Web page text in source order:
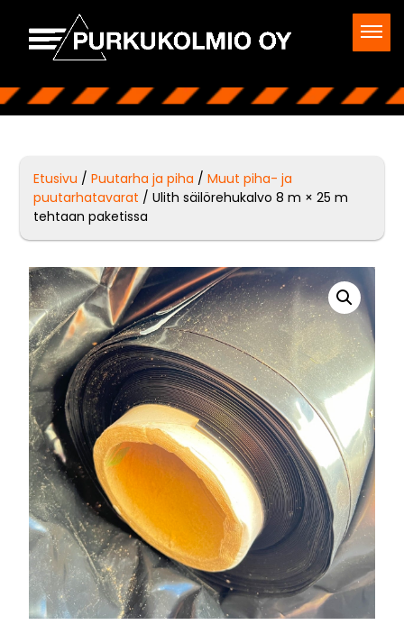
Etusivu /Puutarha ja piha /Muut piha- ja
puutarhatavarat / Ulith säilörehukalvo 8 m × 25 m
tehtaan paketissa